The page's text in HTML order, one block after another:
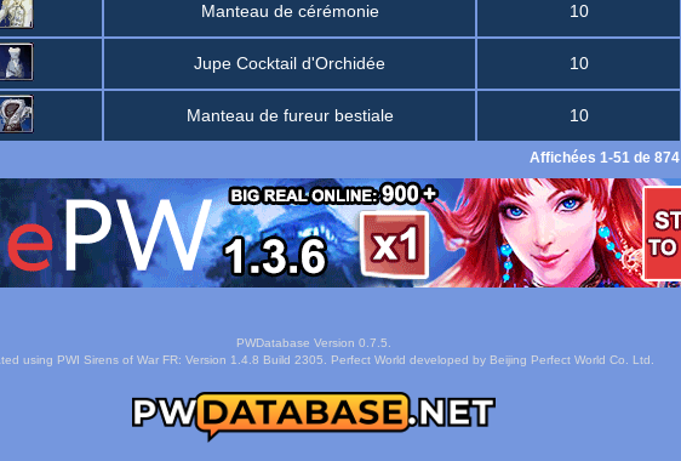
Manteau de cérémonie 10
Jupe Cocktail d'Orchidée 10
Manteau de fureur bestiale 10
Affichées 1-51 de 874
PWDatabase Version 0.7.5.
using PWI Sirens of War FR: Version 1.4.8 Build 2305. Perfect World developed by Beijing Perfect World Co. Ltd.